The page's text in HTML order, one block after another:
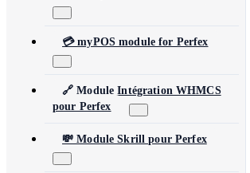
💳 myPOS module for Perfex
🔗 Module Intégration WHMCS
pour Perfex
💸 Module Skrill pour Perfex